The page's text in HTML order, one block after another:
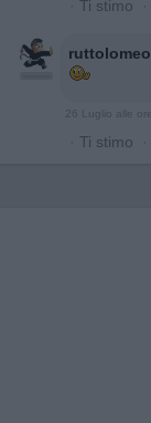
· Ti stimo ·
ruttolomeo
· Ti stimo ·